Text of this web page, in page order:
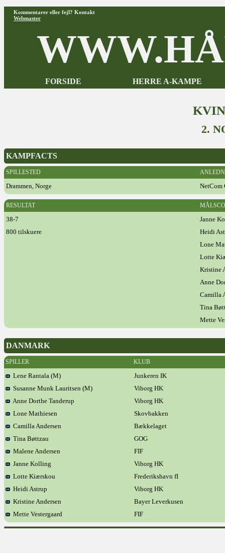
Kommentarer eller fejl? Kontakt
Webmaster
FORSIDE HERRE A-KAMPE
2.
KAMPFACTS
SPILLESTED
Drammen, Norge NetCom
RESULTAT
38-7
Janne
800 tilskuere
Heidi
Lone
Lotte
Kristine
Anne
Camilla
Tina
Mette
DANMARK
SPILLER KLUB
Lene Rantala (M)
Junkeren IK
Susanne Munk Lauritsen (M)
Viborg HK
Anne Dorthe Tanderup
Viborg HK
Lone Mathiesen
Skovbakken
Camilla Andersen
Bækkelaget
Tina Bøttzau
GOG
Malene Andersen
FIF
Janne Kolling
Viborg HK
Lotte Kiærskou
Frederikshavn fI
Heidi Astrup
Viborg HK
Kristine Andersen
Bayer Leverkusen
Mette Vestergaard
FIF